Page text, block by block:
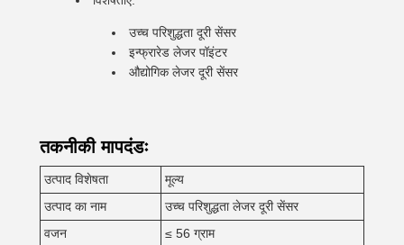
उच्च परिशुद्धता दूरी सेंसर
इन्फ्रारेड लेजर पॉइंटर
औद्योगिक लेजर दूरी सेंसर
तकनीकी मापदंडः
उत्पाद विशेषता
मूल्य
उत्पाद का नाम
उच्च परिशुद्धता लेजर दूरी सेंसर
वजन
≤ 56 ग्राम